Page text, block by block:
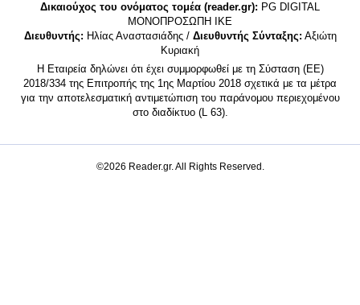
Δικαιούχος του ονόματος τομέα (reader.gr): PG DIGITAL
MONΟΠΡΟΣΩΠΗ ΙΚΕ
Διευθυντής: Ηλίας Αναστασιάδης / Διευθυντής Σύνταξης: Αξιώτη
Κυριακή
Η Εταιρεία δηλώνει ότι έχει συμμορφωθεί με τη Σύσταση (ΕΕ)
2018/334 της Επιτροπής της 1ης Μαρτίου 2018 σχετικά με τα μέτρα
για την αποτελεσματική αντιμετώπιση του παράνομου περιεχομένου
στο διαδίκτυο (L 63).
©2026 Reader.gr. All Rights Reserved.